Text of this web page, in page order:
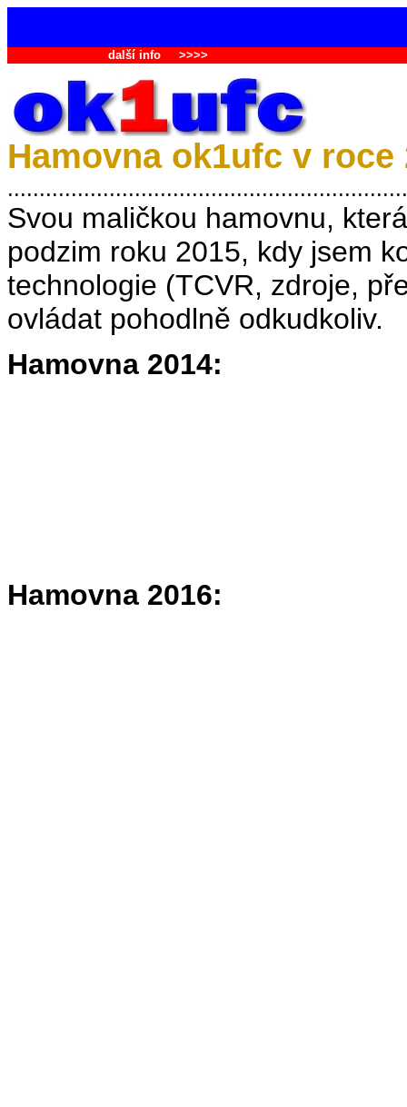
další info >>>>
Hamovna ok1ufc v roce
Svou maličkou hamovnu,
podzim roku 2015, kdy jsem
technologie (TCVR, zdroje,
ovládat pohodlně odkudkoliv.
Hamovna 2014:
Hamovna 2016: